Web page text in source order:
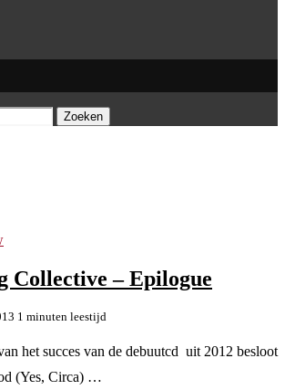
Zoeken
Collective – Epilogue
1 minuten leestijd
het succes van de debuutcd uit 2012 besloot
(Yes, Circa) …